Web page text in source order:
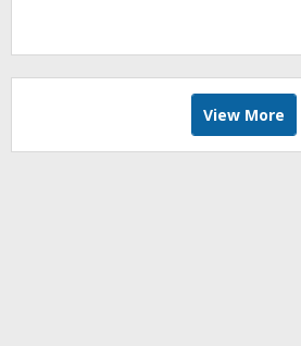
View More